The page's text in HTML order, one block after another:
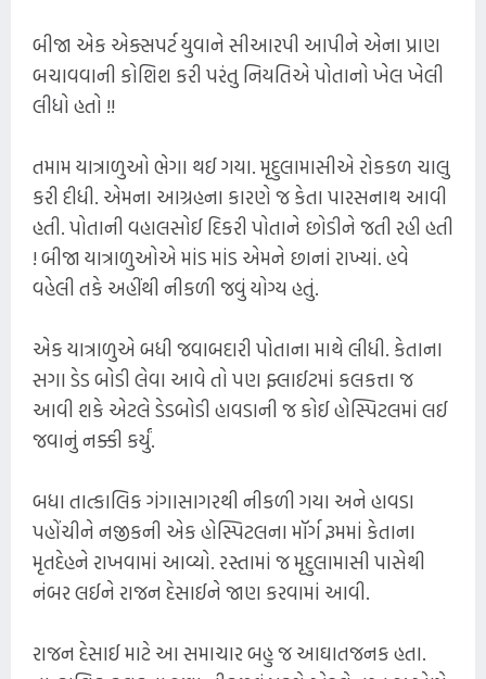
બીજા એક એક્સપર્ટ યુવાને સીઆરપી આપીને એના પ્રાણ
બચાવવાની કોશિશ કરી પરંતુ નિયતિએ પોતાનો ખેલ ખેલી
લીધો હતો !!
તમામ યાત્રાળુઓ ભેગા થઈ ગયા. મૃદુલામાસીએ રોકકળ ચાલુ
કરી દીધી. એમના આગ્રહના કારણે જ કેતા પારસનાથ આવી
હતી. પોતાની વહાલસોઈ દિકરી પોતાને છોડીને જતી રહી હતી
! બીજા યાત્રાળુઓએ માંડ માંડ એમને છાનાં રાખ્યાં. હવે
વહેલી તકે અહીંથી નીકળી જવું યોગ્ય હતું.
એક યાત્રાળુએ બધી જવાબદારી પોતાના માથે લીધી. કેતાના
સગા ડેડ બોડી લેવા આવે તો પણ ફ્લાઈટમાં કલકત્તા જ
આવી શકે એટલે ડેડબોડી હાવડાની જ કોઈ હોસ્પિટલમાં લઈ
જવાનું નક્કી કર્યું.
બધા તાત્કાલિક ગંગાસાગરથી નીકળી ગયા અને હાવડા
પહોંચીને નજીકની એક હોસ્પિટલના મૉર્ગ રૂમમાં કેતાના
મૃતદેહને રાખવામાં આવ્યો. રસ્તામાં જ મૃદુલામાસી પાસેથી
નંબર લઈને રાજન દેસાઈને જાણ કરવામાં આવી.
રાજન દેસાઈ માટે આ સમાચાર બહુ જ આઘાતજનક હતા.